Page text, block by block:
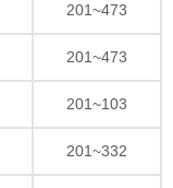
201~473
201~473
201~103
201~332